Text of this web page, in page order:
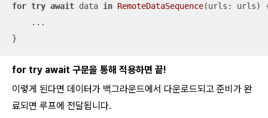
for try await data in RemoteDataSequence(urls: urls)
...
}
for try await 구문을 통해 적용하면 끝!
이렇게 된다면 데이터가 백그라운드에서 다운로드되고 준비가 완
료되면 루프에 전달됩니다.